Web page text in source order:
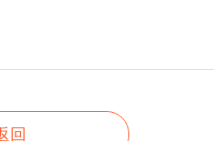
回